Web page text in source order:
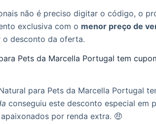
não é preciso digitar o código, o
exclusiva com o menor preço de
o desconto da oferta.
Pets da Marcella Portugal tem
para Pets da Marcella Portugal
conseguiu este desconto especial em
por renda extra. 🤑